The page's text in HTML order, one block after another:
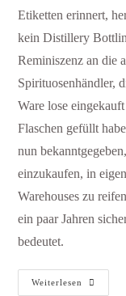
Etiketten erinnert,
kein Distillery
Reminiszenz an die
Spirituosenhändler,
Ware lose
Flaschen gefüllt
nun
einzukaufen, in
Warehouses zu
ein paar Jahren
bedeutet.
Weiterlesen